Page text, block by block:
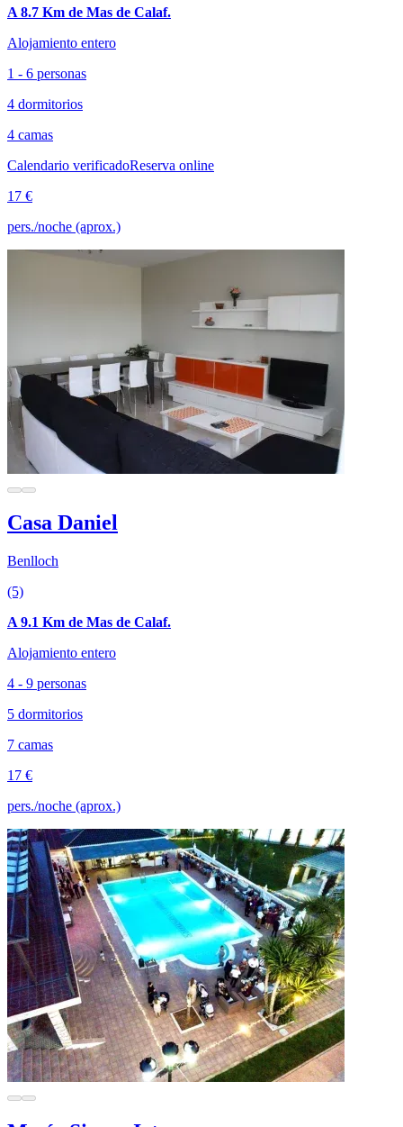
A 8.7 Km de Mas de Calaf.
Alojamiento entero
1 - 6 personas
4 dormitorios
4 camas
Calendario verificadoReserva online
17 €
pers./noche (aprox.)
Casa Daniel
Benlloch
(5)
A 9.1 Km de Mas de Calaf.
Alojamiento entero
4 - 9 personas
5 dormitorios
7 camas
17 €
pers./noche (aprox.)